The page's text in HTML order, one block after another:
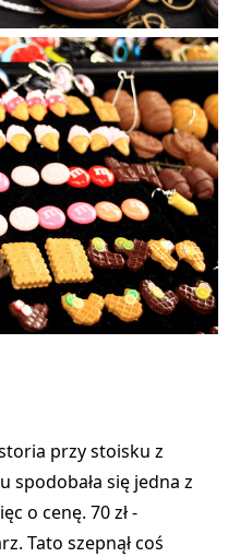
przy stoisku z
spodobała się jedna z
o cenę. 70 zł -
Tato szepnął coś